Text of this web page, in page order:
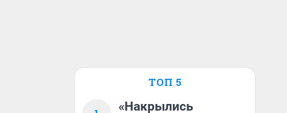
ТОП 5
«Накрылись